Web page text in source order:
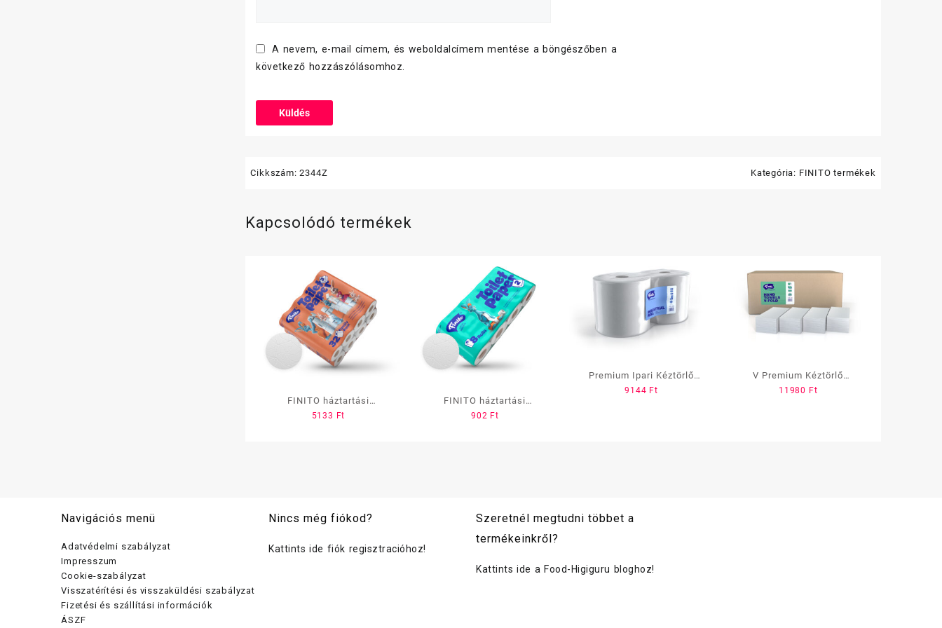
A nevem, e-mail címem, és weboldalcímem mentése a böngészőben a
következő hozzászólásomhoz.
Cikkszám:2344Z Kategória: FINITO termékek
Kapcsolódó termékek
FINITO háztartási
toalettpapír 3rtg., 100%
5133 Ft
FINITO háztartási
toalettpapír 2rtg., 100%
902 Ft
Premium Ipari Kéztörlő
26cm 244m 2rtg
9144 Ft
V Premium Kéztörlő
25x21cm LARGE 3000lap
11980 Ft
Navigációs menü
Adatvédelmi szabályzat
Impresszum
Cookie-szabályzat
Visszatérítési és visszaküldési szabályzat
Fizetési és szállítási információk
ÁSZF
Nincs még fiókod?
Kattints ide fiók regisztracióhoz!
Szeretnél megtudni többet a
termékeinkről?
Kattints ide a Food-Higiguru bloghoz!